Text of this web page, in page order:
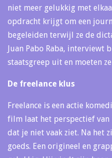
niet meer gelukkig met
opdracht krijgt om een
begeleiden terwijl ze de
Juan Pabo Raba, interviewt
staatsgreep uit en moeten
De freelance klus
Freelance is een actie
film laat het perspectief van
dat je niet vaak ziet. Na het
goeds. Een origineel en